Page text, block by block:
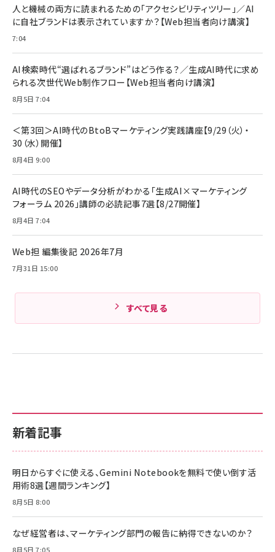
￥1,100
年後半、あなたの恋と運命／山田涼介]
￥880
Amazonランキングをもっと見る
すい ガイド枠付き いPhone17 (6.3インチ) 対応
2枚セット DSP25F1698
￥1,599
【New】Amazon Fire TV Stick HD | 手軽にスト
レイヤー
￥6,980
Anker Soundcore P31i (Bluetooth 6.1) 【完
全ワイヤレスイヤホン/アクティブノイズキャンセリ
ング/マルチポイント接続 / 最大50時間再生 / PSE
Anker PowerLine III Flow USB-C & USB-C
ケーブル Anker絡まないケーブル 240W 結束バン
ド付き USB PD対応 シリコン素材採用 iPhone
17 / 16 / 15 / Galaxy iPad Pro MacBook
Amazonランキングをもっと見る
￥5,000
ケーブル Anker絡まないケーブル 240W 結束バン
17 / 16 / 15 / Galaxy iPad Pro MacBook
Pro/Air 各種対応 (1.8m ミッドナイトブラック)
￥1,890
キャンペーン】
￥4,857
新着記事
明日からすぐに使える、Gemini Notebookを無料で使い倒す活
用術8選【週間ランキング】
8月5日 8:00
なぜ経営者は、マーケティング部門の報告に納得できないのか？
8月5日 7:05
人と機械の両方に読まれるための「アクセシビリティツリー」／AI
に自社ブランドは表示されていますか？【Web担当者向け講演】
7:04
AI検索時代“選ばれるブランド”はどう作る？／生成AI時代に求め
られる次世代Web制作フロー【Web担当者向け講演】
8月5日 7:04
＜第3回＞AI時代のBtoBマーケティング実践講座【9/29（火）・
30（水）開催】
8月4日 9:00
AI時代のSEOやデータ分析がわかる「生成AI×マーケティング
フォーラム 2026」講師の必読記事7選【8/27開催】
8月4日 7:04
Web担 編集後記 2026年7月
7月31日 15:00
すべて見る